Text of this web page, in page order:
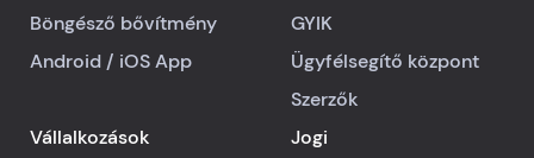
Böngésző bővítmény
Android / iOSApp
GYIK
Ügyfélsegítő központ
Szerzők
Vállalkozások
Jogi